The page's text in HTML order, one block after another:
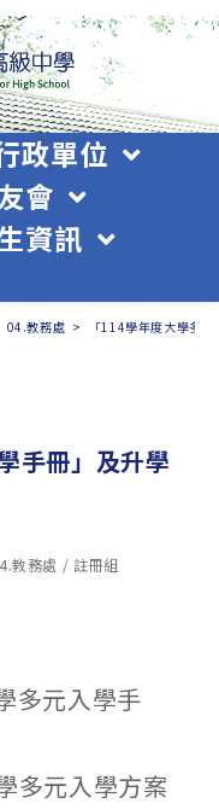
政單位
會
資訊
04.教務處 > 「114學年度大學多
手冊」及升學
教務處 / 註冊組
多元入學手
多元入學方案